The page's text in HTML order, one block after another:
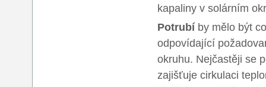
kapaliny v solárním
Potrubíby mělo být
odpovídající
okruhu. Nejčastěji se
zajišťuje cirkulaci